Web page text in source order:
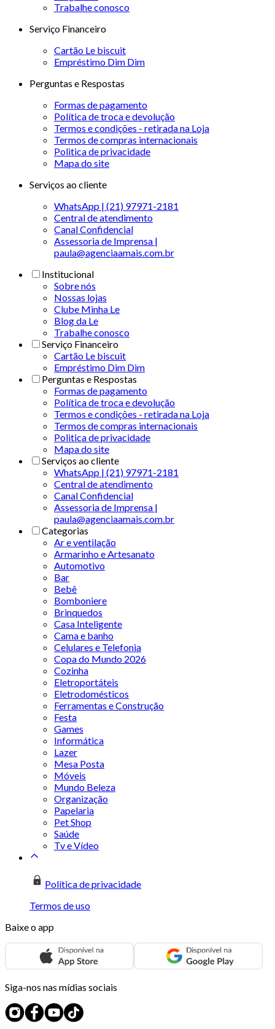
Trabalhe conosco
Serviço Financeiro
Cartão Le biscuit
Empréstimo Dim Dim
Perguntas e Respostas
Formas de pagamento
Política de troca e devolução
Termos e condições - retirada na Loja
Termos de compras internacionais
Politica de privacidade
Mapa do site
Serviços ao cliente
WhatsApp | (21) 97971-2181
Central de atendimento
Canal Confidencial
Assessoria de Imprensa |
paula@agenciaamais.com.br
Institucional
Sobre nós
Nossas lojas
Clube Minha Le
Blog da Le
Trabalhe conosco
Serviço Financeiro
Cartão Le biscuit
Empréstimo Dim Dim
Perguntas e Respostas
Formas de pagamento
Política de troca e devolução
Termos e condições - retirada na Loja
Termos de compras internacionais
Politica de privacidade
Mapa do site
Serviços ao cliente
WhatsApp | (21) 97971-2181
Central de atendimento
Canal Confidencial
Assessoria de Imprensa |
paula@agenciaamais.com.br
Categorias
Ar e ventilação
Armarinho e Artesanato
Automotivo
Bar
Bebê
Bomboniere
Brinquedos
Casa Inteligente
Cama e banho
Celulares e Telefonia
Copa do Mundo 2026
Cozinha
Eletroportáteis
Eletrodomésticos
Ferramentas e Construção
Festa
Games
Informática
Lazer
Mesa Posta
Móveis
Mundo Beleza
Organização
Papelaria
Pet Shop
Saúde
Tv e Vídeo
Política de privacidade
Termos de uso
Baixe o app
Siga-nos nas mídias sociais